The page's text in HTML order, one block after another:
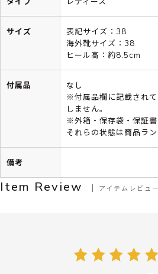
サイズ
表記サイズ：38
海外靴サイズ：38
ヒール高：約8.5cm
付属品
なし
※付属品欄に記載され
しません。
※外箱・保存袋・保証書
それらの状態は商品ラ
備考
Item Review アイテムレビュー